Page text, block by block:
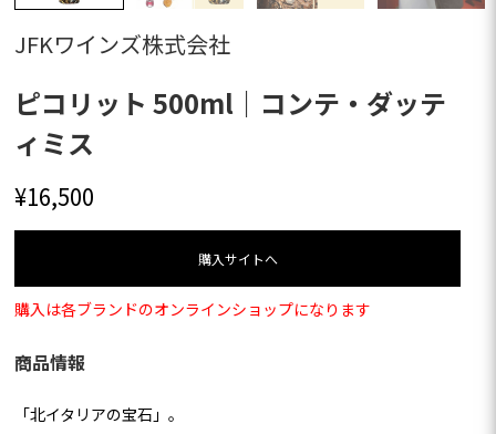
JFKワインズ株式会社
ピコリット 500ml｜コンテ・ダッテ
ィミス
¥16,500
購⼊サイトへ
購入は各ブランドのオンラインショップになります
商品情報
「北イタリアの宝石」。